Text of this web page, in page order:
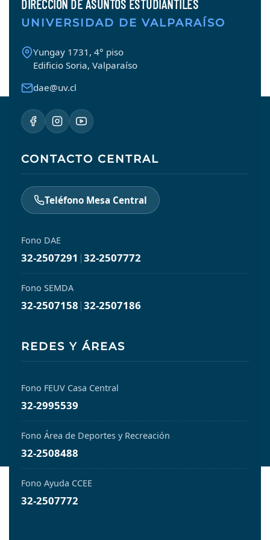
DIRECCIÓN DE ASUNTOS ESTUDIANTILES
UNIVERSIDAD DE VALPARAÍSO
Yungay 1731, 4° piso
Edificio Soria, Valparaíso
dae@uv.cl
CONTACTO CENTRAL
Teléfono Mesa Central
Fono DAE
32-2507291 |32-2507772
Fono SEMDA
32-2507158 |32-2507186
REDES Y ÁREAS
Fono FEUV Casa Central
32-2995539
Fono Área de Deportes y Recreación
32-2508488
Fono Ayuda CCEE
32-2507772